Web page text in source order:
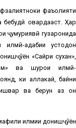
фаъолияти
овардааст. Ҳар
ҷумҳуриявӣ гузаронида
илмӣ-адабии устодон
«Сайри сухан»,
ва шурои илмӣ-
ки аллакай, байни
ва берун аз он
илмии донишҷӯён